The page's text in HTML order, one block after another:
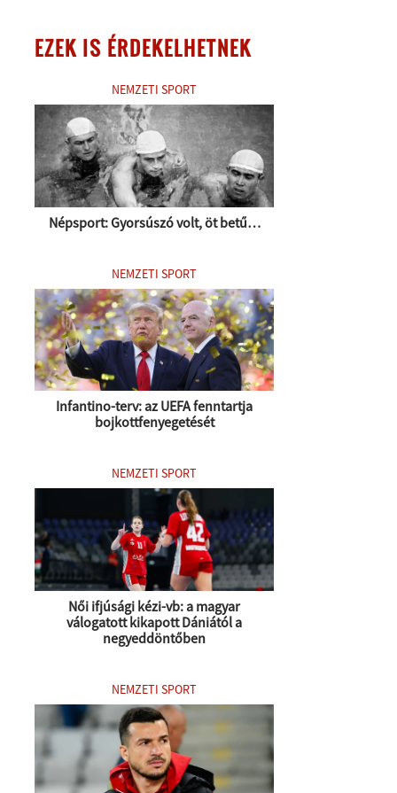
EZEK IS ÉRDEKELHETNEK
NEMZETI SPORT
Népsport: Gyorsúszó volt, öt betű…
NEMZETI SPORT
Infantino-terv: az UEFA fenntartja
bojkottfenyegetését
NEMZETI SPORT
Női ifjúsági kézi-vb: a magyar
válogatott kikapott Dániától a
negyeddöntőben
NEMZETI SPORT